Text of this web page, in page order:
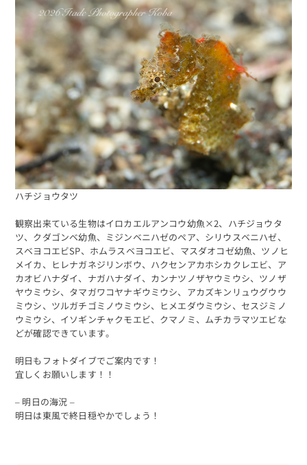
ハチジョウタツ
観察出来ている生物はイロカエルアンコウ幼魚×2、ハチジョウタ
ツ、クダゴンベ幼魚、ミジンベニハゼのペア、シリウスベニハゼ、
スベヨコエビSP、ホムラスベヨコエビ、マスダオコゼ幼魚、ツノヒ
メイカ、ヒレナガネジリンボウ、ハクセンアカホシカクレエビ、ア
カオビハナダイ、ナガハナダイ、カンナツノザヤウミウシ、ツノザ
ヤウミウシ、タマガワコヤナギウミウシ、アカズキンリュウグウウ
ミウシ、ツルガチゴミノウミウシ、ヒメエダウミウシ、セスジミノ
ウミウシ、イソギンチャクモエビ、クマノミ、ムチカラマツエビな
どが確認できています。
明日もフォトダイブでご案内です！
宜しくお願いします！！
– 明日の海況 –
明日は東風で終日穏やかでしょう！
海況をチェック 海日記を見る